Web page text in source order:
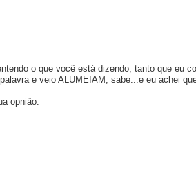
o que você está dizendo, tanto que eu
e veio ALUMEIAM, sabe...e eu achei
opnião.